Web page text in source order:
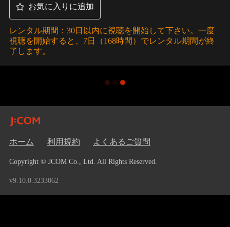
お気に入りに追加
レンタル期間：30日以内に視聴を開始して下さい。一度
視聴を開始すると、7日（168時間）でレンタル期間が終
了します。
ホーム 利用規約 よくあるご質問
Copyright © JCOM Co., Ltd. All Rights Reserved.
v9.10.0.3233062